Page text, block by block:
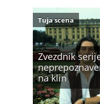
Zvezdnik
na klin
Tuja scena